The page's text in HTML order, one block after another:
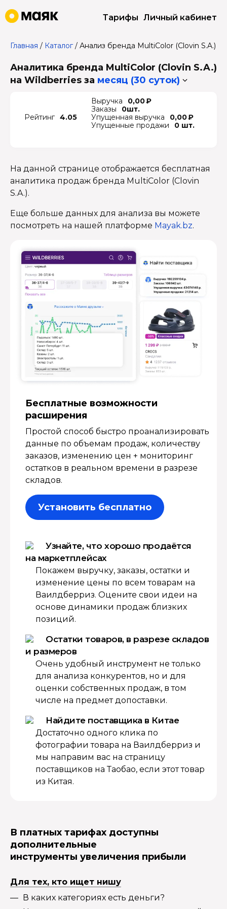
Тарифы Личный кабинет
Главная / Каталог/ Анализ бренда MultiColor (Clovin S.A.)
Аналитика бренда MultiColor (Clovin S.A.)
на Wildberries за месяц (30 суток)
Рейтинг 4.05
Выручка
0,00 ₽
Заказы
0шт.
Упущенная выручка
0,00 ₽
Упущенные продажи
0 шт.
На данной странице отображается бесплатная
аналитика продаж бренда MultiColor (Clovin
S.A.).
Еще больше данных для анализа вы можете
посмотреть на нашей платформе Mayak.bz.
Бесплатные возмож­ности
расширения
Простой способ быстро проанализировать
данные по объемам продаж, количеству
заказов, изменению цен + мониторинг
остатков в реальном времени в разрезе
складов.
Установить бесплатно
Узнайте, что хорошо продаётся
на маркетплейсах
Покажем выручку, заказы, остатки и
изменение цены по всем товарам на
Ваилдберриз. Оцените свои идеи на
основе динамики продаж близких
позиций.
Остатки товаров, в разрезе складов
и размеров
Очень удобный инструмент не только
для анализа конкурентов, но и для
оценки собственных продаж, в том
числе на предмет допоставки.
Найдите поставщика в Китае
Достаточно одного клика по
фотографии товара на Ваилдберриз и
мы направим вас на страницу
поставщиков на Таобао, если этот товар
из Китая.
В платных тарифах доступны
дополнительные
инструменты увеличения прибыли
Для тех, кто ищет нишу
В каких категориях есть деньги?